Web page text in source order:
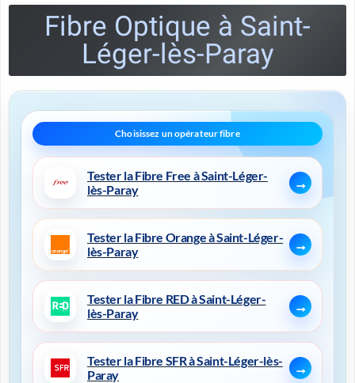
Fibre Optique à Saint-
Léger-lès-Paray
Tester la Fibre Free à Saint-Léger-
lès-Paray
Tester la Fibre Orange à Saint-Léger-
lès-Paray
Tester la Fibre RED à Saint-Léger-
lès-Paray
Tester la Fibre SFR à Saint-Léger-lès-
Paray